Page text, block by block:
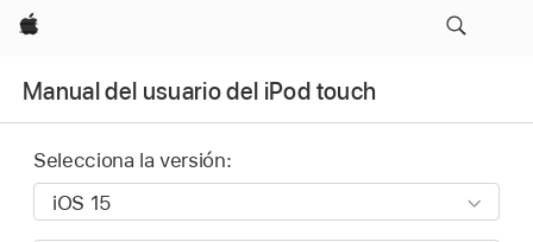
Apple
Manual del usuario del iPod touch
Selecciona la versión: